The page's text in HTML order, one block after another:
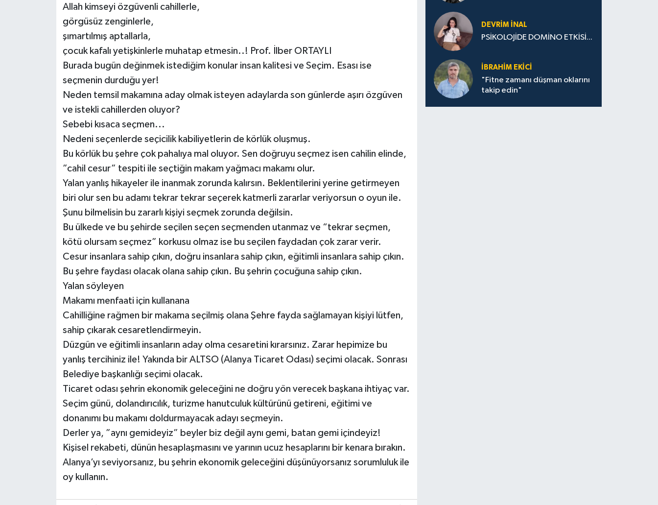
Allah kimseyi özgüvenli cahillerle,
görgüsüz zenginlerle,
şımartılmış aptallarla,
çocuk kafalı yetişkinlerle muhatap etmesin..! Prof. İlber ORTAYLI
Burada bugün değinmek istediğim konular insan kalitesi ve Seçim. Esası ise
seçmenin durduğu yer!
Neden temsil makamına aday olmak isteyen adaylarda son günlerde aşırı özgüven
ve istekli cahillerden oluyor?
Sebebi kısaca seçmen...
Nedeni seçenlerde seçicilik kabiliyetlerin de körlük oluşmuş.
Bu körlük bu şehre çok pahalıya mal oluyor. Sen doğruyu seçmez isen cahilin elinde,
”cahil cesur” tespiti ile seçtiğin makam yağmacı makamı olur.
Yalan yanlış hikayeler ile inanmak zorunda kalırsın. Beklentilerini yerine getirmeyen
biri olur sen bu adamı tekrar tekrar seçerek katmerli zararlar veriyorsun o oyun ile.
Şunu bilmelisin bu zararlı kişiyi seçmek zorunda değilsin.
Bu ülkede ve bu şehirde seçilen seçen seçmenden utanmaz ve “tekrar seçmen,
kötü olursam seçmez” korkusu olmaz ise bu seçilen faydadan çok zarar verir.
Cesur insanlara sahip çıkın, doğru insanlara sahip çıkın, eğitimli insanlara sahip çıkın.
Bu şehre faydası olacak olana sahip çıkın. Bu şehrin çocuğuna sahip çıkın.
Yalan söyleyen
Makamı menfaati için kullanana
Cahilliğine rağmen bir makama seçilmiş olana Şehre fayda sağlamayan kişiyi lütfen,
sahip çıkarak cesaretlendirmeyin.
Düzgün ve eğitimli insanların aday olma cesaretini kırarsınız. Zarar hepimize bu
yanlış tercihiniz ile! Yakında bir ALTSO (Alanya Ticaret Odası) seçimi olacak. Sonrası
Belediye başkanlığı seçimi olacak.
Ticaret odası şehrin ekonomik geleceğini ne doğru yön verecek başkana ihtiyaç var.
Seçim günü, dolandırıcılık, turizme hanutculuk kültürünü getireni, eğitimi ve
donanımı bu makamı doldurmayacak adayı seçmeyin.
Derler ya, ”aynı gemideyiz” beyler biz değil aynı gemi, batan gemi içindeyiz!
Kişisel rekabeti, dünün hesaplaşmasını ve yarının ucuz hesaplarını bir kenara bırakın.
Alanya’yı seviyorsanız, bu şehrin ekonomik geleceğini düşünüyorsanız sorumluluk ile
oy kullanın.
DEVRİM İNAL
PSİKOLOJİDE DOMİNO ETKİSİ...
İBRAHİM EKİCİ
"Fitne zamanı düşman oklarını
takip edin"